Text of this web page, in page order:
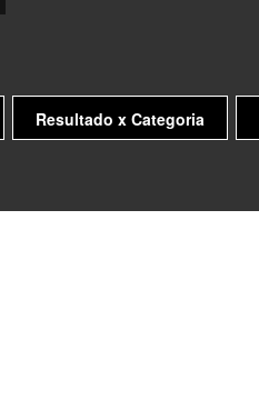
Resultado x Categoria